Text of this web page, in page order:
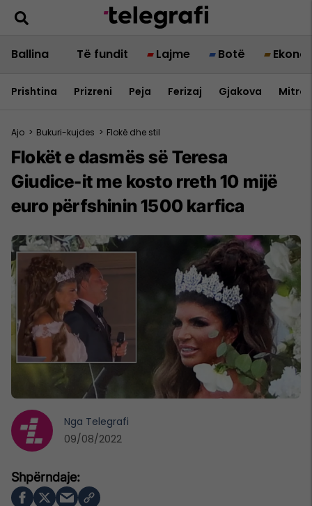
Ballina Të fundit Lajme Botë
Prishtina Prizreni Peja Ferizaj Gjakova
Ajo > Bukuri-kujdes > Flokë dhe stil
Flokët e dasmës së Teresa
Giudice-it me kosto rreth 10 mijë
euro përfshinin 1500 karfica
Nga Telegrafi
09/08/2022